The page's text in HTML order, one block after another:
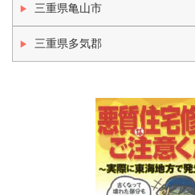
三重県亀山市
三重県多気郡